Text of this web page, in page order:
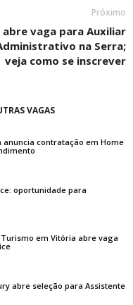
Próximo
abre vaga para Auxiliar
na Serra;
veja como se inscrever
VAGAS
contratação em Home
oportunidade para
Turismo em Vitória abre vaga
abre seleção para Assistente